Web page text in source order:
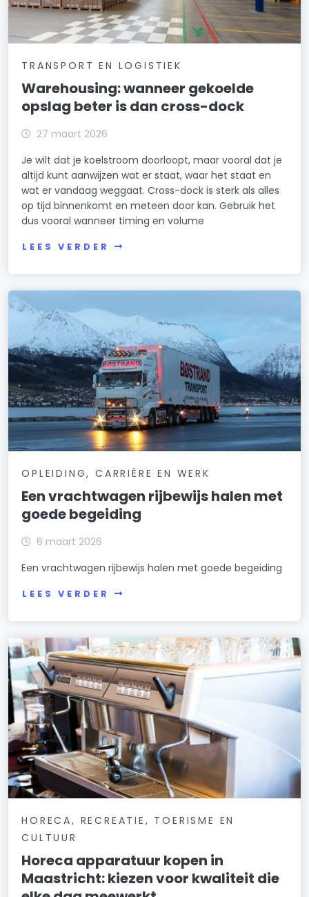
TRANSPORT EN LOGISTIEK
Warehousing: wanneer gekoelde
opslag beter is dan cross-dock
27 maart 2026
Je wilt dat je koelstroom doorloopt, maar vooral dat je
altijd kunt aanwijzen wat er staat, waar het staat en
wat er vandaag weggaat. Cross-dock is sterk als alles
op tijd binnenkomt en meteen door kan. Gebruik het
dus vooral wanneer timing en volume
LEES VERDER
OPLEIDING, CARRIÈRE EN WERK
Een vrachtwagen rijbewijs halen met
goede begeiding
6 maart 2026
Een vrachtwagen rijbewijs halen met goede begeiding
LEES VERDER
HORECA, RECREATIE, TOERISME EN
CULTUUR
Horeca apparatuur kopen in
Maastricht: kiezen voor kwaliteit die